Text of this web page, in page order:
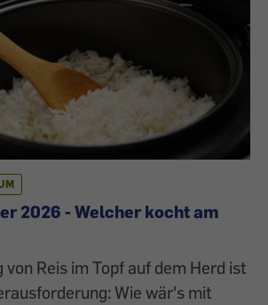
2026 - Welcher kocht am
von Reis im Topf auf dem Herd ist
Wie wär's mit